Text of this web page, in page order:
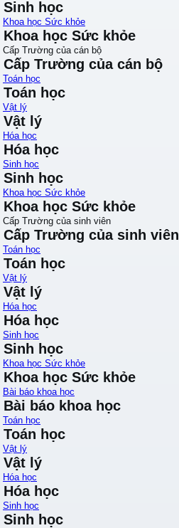
Sinh học
Khoa học Sức khỏe
Khoa học Sức khỏe
Cấp Trường của cán bộ
Cấp Trường của cán bộ
Toán học
Toán học
Vật lý
Vật lý
Hóa học
Hóa học
Sinh học
Sinh học
Khoa học Sức khỏe
Khoa học Sức khỏe
Cấp Trường của sinh viên
Cấp Trường của sinh viên
Toán học
Toán học
Vật lý
Vật lý
Hóa học
Hóa học
Sinh học
Sinh học
Khoa học Sức khỏe
Khoa học Sức khỏe
Bài báo khoa học
Bài báo khoa học
Toán học
Toán học
Vật lý
Vật lý
Hóa học
Hóa học
Sinh học
Sinh học